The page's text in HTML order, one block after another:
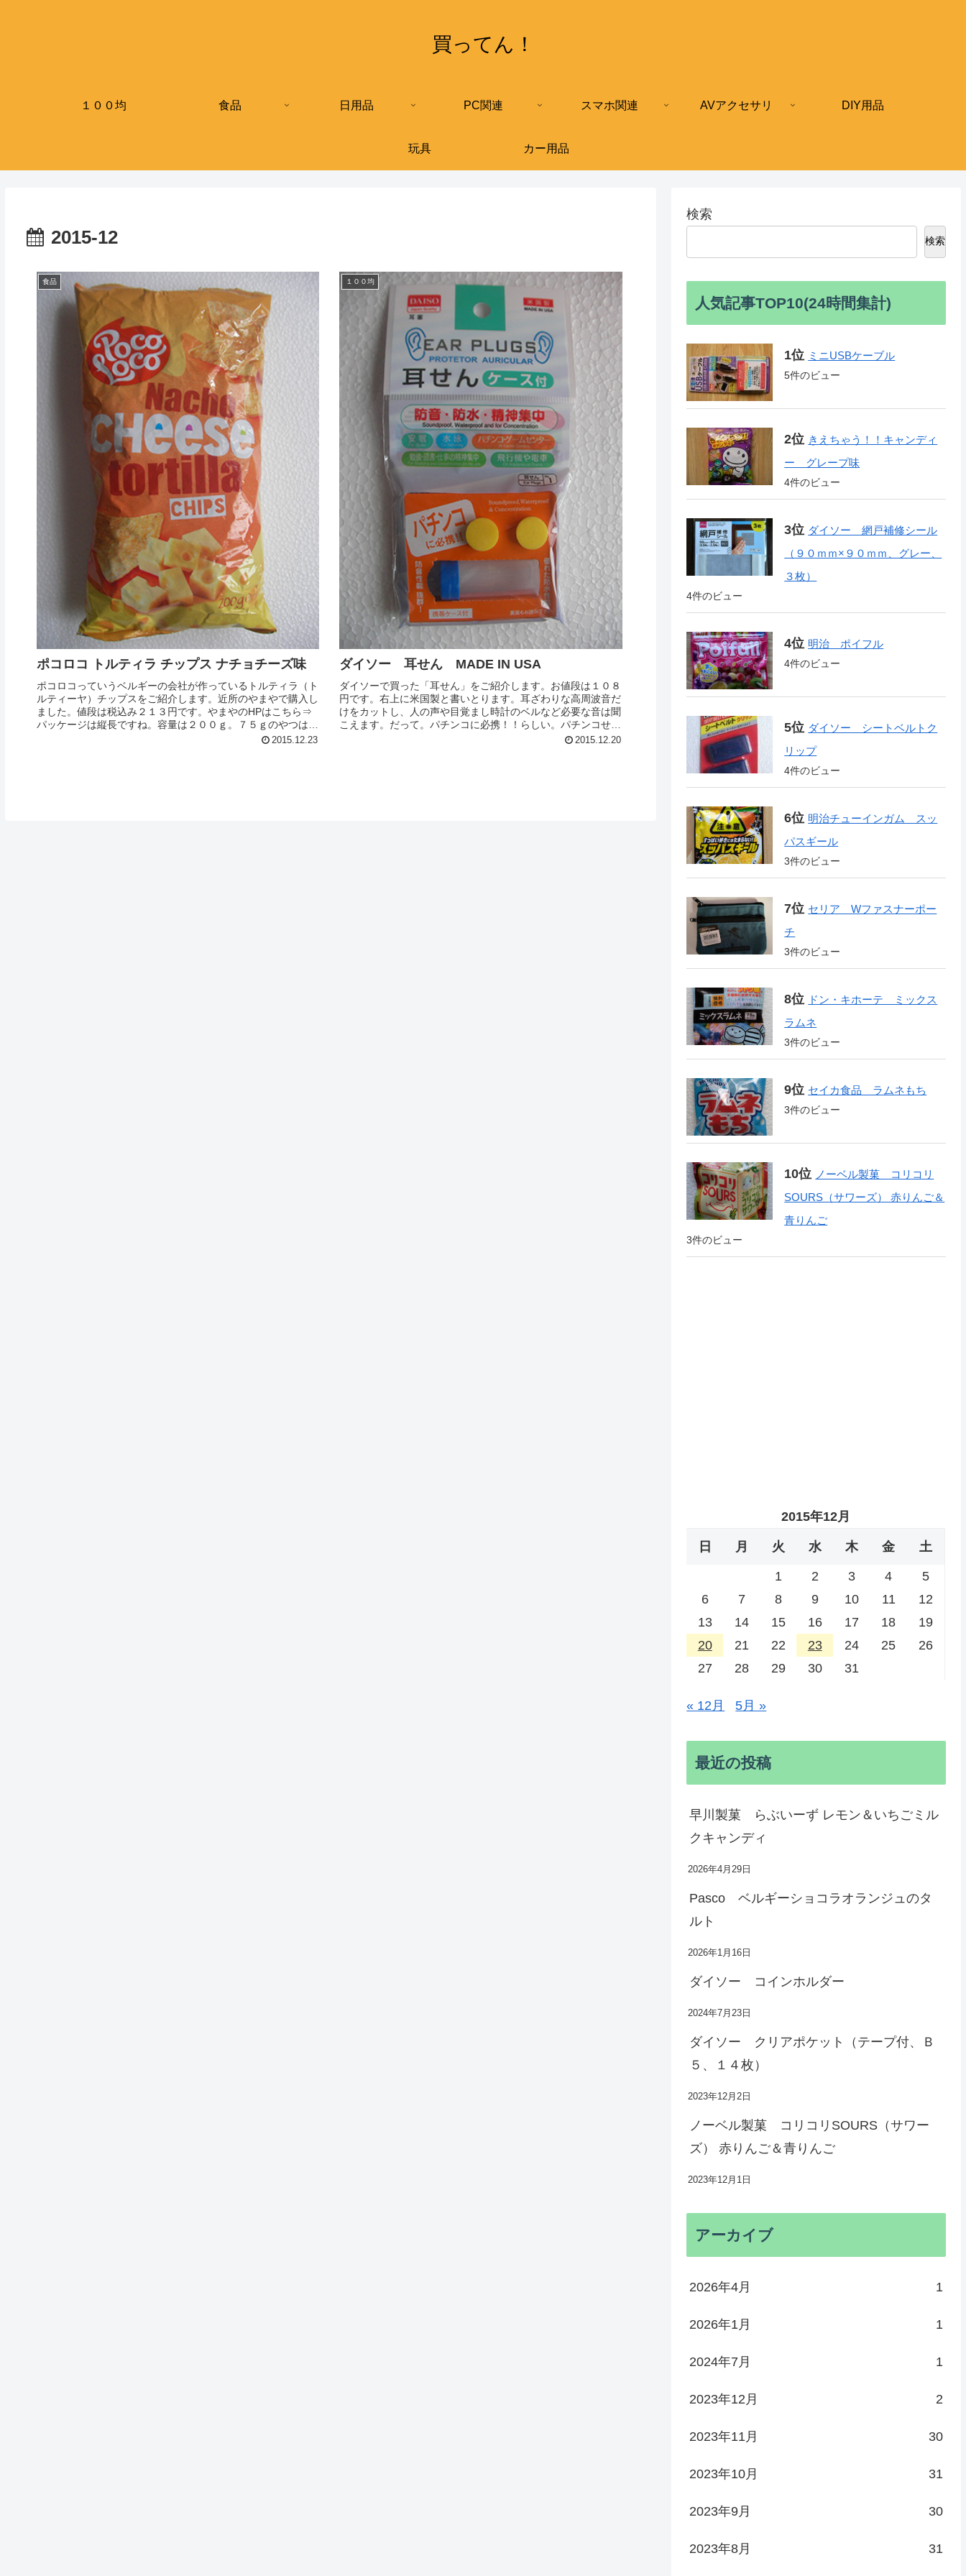
買ってん！
１００均 食品 日用品 PC関連 スマホ関連 AVアクセサリ DIY用品
玩具 カー用品
2015-12
食品
ポコロコ トルティラ チップス ナチョチーズ味
ポコロコっていうベルギーの会社が作っているトルティラ（ト
ルティーヤ）チップスをご紹介します。近所のやまやで購入し
ました。値段は税込み２１３円です。やまやのHPはこちら⇒
パッケージは縦長ですね。容量は２００ｇ。７５ｇのやつは、
2015.12.23
１００均
ダイソー 耳せん MADE IN USA
ダイソーで買った「耳せん」をご紹介します。お値段は１０８
円です。右上に米国製と書いとります。耳ざわりな高周波音だ
けをカットし、人の声や目覚まし時計のベルなど必要な音は聞
こえます。だって。パチンコに必携！！らしい。パチンコせん
2015.12.20
検索
検索
人気記事TOP10(24時間集計)
ミニUSBケーブル
5件のビュー
きえちゃう！！キャンディ
ー グレープ味
4件のビュー
ダイソー 網戸補修シール
（９０ｍｍ×９０ｍｍ、グレー、
３枚）
4件のビュー
明治 ポイフル
4件のビュー
ダイソー シートベルトク
リップ
4件のビュー
明治チューインガム スッ
パスギール
3件のビュー
セリア Wファスナーポー
チ
3件のビュー
ドン・キホーテ ミックス
ラムネ
3件のビュー
セイカ食品 ラムネもち
3件のビュー
ノーベル製菓 コリコリ
SOURS（サワーズ） 赤りんご＆
青りんご
3件のビュー
2015年12月
日 月 火 水 木 金 土
1 2 3 4
5
6
7 8 9 10 11
12
13
14 15 16 17 18
19
20
21 22 23 24 25
26
27
28 29 30 31
« 12月 5月 »
最近の投稿
早川製菓 らぶいーず レモン＆いちごミル
クキャンディ
2026年4月29日
Pasco ベルギーショコラオランジュのタ
ルト
2026年1月16日
ダイソー コインホルダー
2024年7月23日
ダイソー クリアポケット（テープ付、Ｂ
５、１４枚）
2023年12月2日
ノーベル製菓 コリコリSOURS（サワー
ズ） 赤りんご＆青りんご
2023年12月1日
アーカイブ
2026年4月 1
2026年1月 1
2024年7月 1
2023年12月 2
2023年11月 30
2023年10月 31
2023年9月 30
2023年8月 31